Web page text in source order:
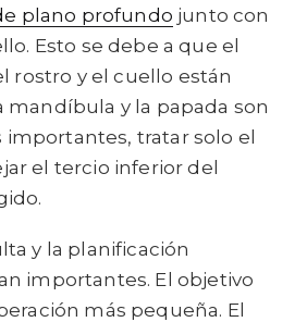
plano profundo junto con
Esto se debe a que el
rostro y el cuello están
mandíbula y la papada son
tratar solo el
el tercio inferior del
y la planificación
importantes. El objetivo
más pequeña. El